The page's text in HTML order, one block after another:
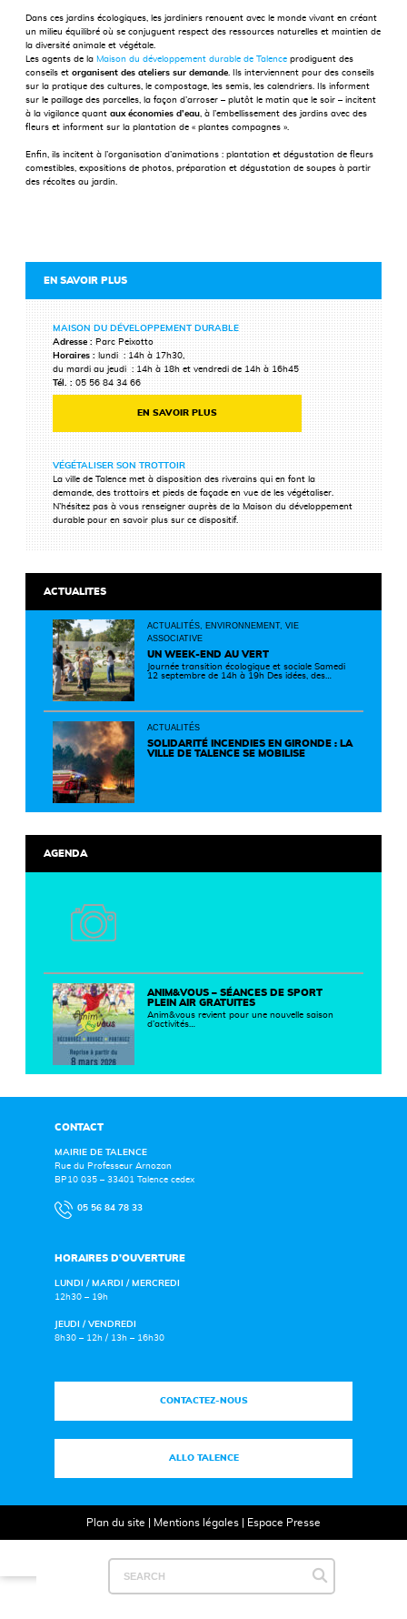
Dans ces jardins écologiques, les jardiniers renouent avec le monde vivant en créant
un milieu équilibré où se conjuguent respect des ressources naturelles et maintien de
la diversité animale et végétale.
Les agents de la Maison du développement durable de Talence prodiguent des
conseils etorganisent des ateliers sur demande . Ils interviennent pour des conseils
sur la pratique des cultures, le compostage, les semis, les calendriers. Ils informent
sur le paillage des parcelles, la façon d’arroser – plutôt le matin que le soir – incitent
à la vigilance quantaux économies d’eau , à l’embellissement des jardins avec des
fleurs et informent sur la plantation de « plantes compagnes ».
Enfin, ils incitent à l’organisation d’animations : plantation et dégustation de fleurs
comestibles, expositions de photos, préparation et dégustation de soupes à partir
des récoltes au jardin.
EN SAVOIR PLUS
MAISON DU DÉVELOPPEMENT DURABLE
Adresse :Parc Peixotto
Horaires : lundi : 14h à 17h30,
du mardi au jeudi : 14h à 18h et vendredi de 14h à 16h45
Tél. :05 56 84 34 66
EN SAVOIR PLUS
VÉGÉTALISER SON TROTTOIR
La ville de Talence met à disposition des riverains qui en font la
demande, des trottoirs et pieds de façade en vue de les végétaliser.
N’hésitez pas à vous renseigner auprès de la Maison du développement
durable pour en savoir plus sur ce dispositif.
ACTUALITES
ACTUALITÉS, ENVIRONNEMENT, VIE
ASSOCIATIVE
UN WEEK-END AU VERT
Journée transition écologique et sociale Samedi
12 septembre de 14h à 19h Des idées, des
un territoire plus durable et solidaire.
ACTUALITÉS
SOLIDARITÉ INCENDIES EN GIRONDE : LA
VILLE DE TALENCE SE MOBILISE
AGENDA
ANIM&VOUS – SÉANCES DE SPORT
PLEIN AIR GRATUITES
Anim&vous revient pour une nouvelle saison
d’activités…
CONTACT
MAIRIE DE TALENCE
Rue du Professeur Arnozan
BP10 035 – 33401 Talence cedex
05 56 84 78 33
HORAIRES D’OUVERTURE
LUNDI / MARDI / MERCREDI
12h30 – 19h
JEUDI / VENDREDI
8h30 – 12h / 13h – 16h30
CONTACTEZ-NOUS
ALLO TALENCE
Plan du site Mentions légales| Espace Presse